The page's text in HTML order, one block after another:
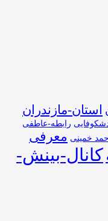
استان-مازندران
رابطه-عاطفی
خمینی معرفی
کانال-بینش-